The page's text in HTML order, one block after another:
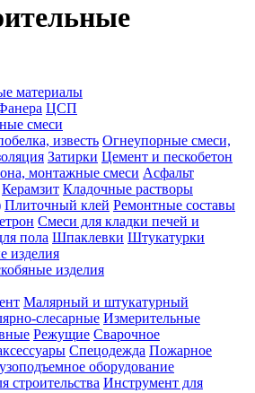
материалы
ЦСП
смеси
известь Огнеупорные смеси,
Затирки Цемент и пескобетон
монтажные смеси Асфальт
Керамзит Кладочные растворы
Плиточный клей Ремонтные составы
Смеси для кладки печей и
пола Шпаклевки Штукатурки
изделия
изделия
Малярный и штукатурный
слесарные Измерительные
Режущие Сварочное
Спецодежда Пожарное
оборудование
строительства Инструмент для